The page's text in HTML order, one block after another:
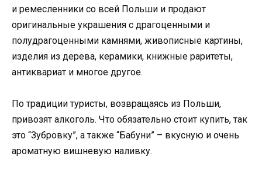
и ремесленники со всей Польши и продают
оригинальные украшения с драгоценными и
полудрагоценными камнями, живописные картины,
изделия из дерева, керамики, книжные раритеты,
антиквариат и многое другое.
По традиции туристы, возвращаясь из Польши,
привозят алкоголь. Что обязательно стоит купить, так
это “Зубровку”, а также “Бабуни” – вкусную и очень
ароматную вишневую наливку.